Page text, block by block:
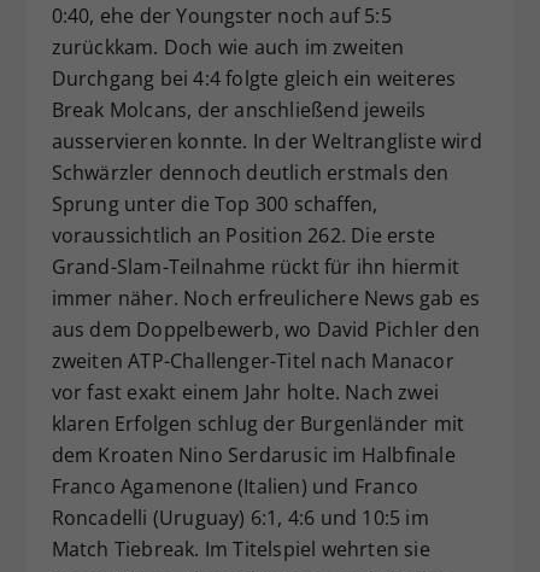
0:40, ehe der Youngster noch auf 5:5
zurückkam. Doch wie auch im zweiten
Durchgang bei 4:4 folgte gleich ein weiteres
Break Molcans, der anschließend jeweils
ausservieren konnte. In der Weltrangliste wird
Schwärzler dennoch deutlich erstmals den
Sprung unter die Top 300 schaffen,
voraussichtlich an Position 262. Die erste
Grand-Slam-Teilnahme rückt für ihn hiermit
immer näher. Noch erfreulichere News gab es
aus dem Doppelbewerb, wo David Pichler den
zweiten ATP-Challenger-Titel nach Manacor
vor fast exakt einem Jahr holte. Nach zwei
klaren Erfolgen schlug der Burgenländer mit
dem Kroaten Nino Serdarusic im Halbfinale
Franco Agamenone (Italien) und Franco
Roncadelli (Uruguay) 6:1, 4:6 und 10:5 im
Match Tiebreak. Im Titelspiel wehrten sie